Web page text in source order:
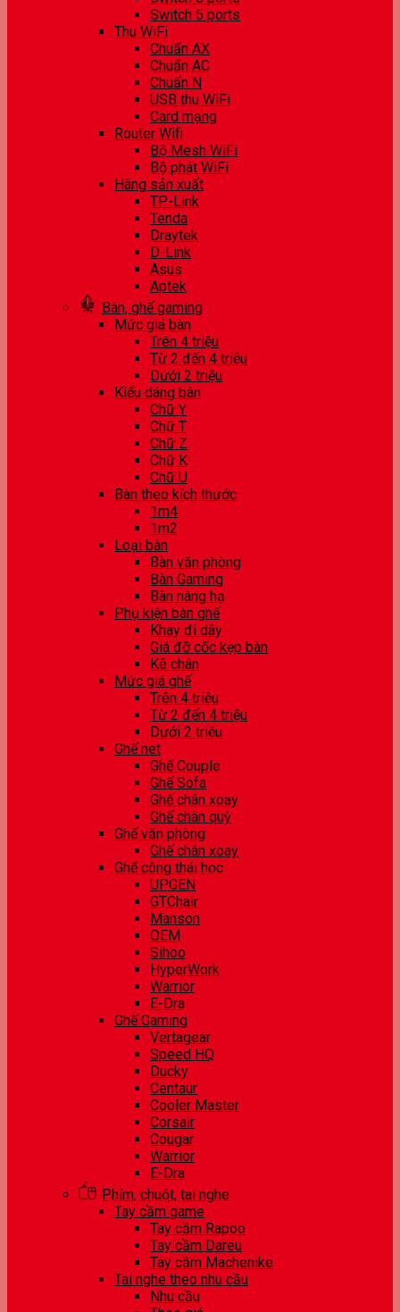
Switch 5 ports
Thu WiFi
Chuẩn AX
Chuẩn AC
Chuẩn N
USB thu WiFi
Card mạng
Router Wifi
Bộ Mesh WiFi
Bộ phát WiFi
Hãng sản xuất
TP-Link
Tenda
Draytek
D-Link
Asus
Aptek
Bàn, ghế gaming
Mức giá bàn
Trên 4 triệu
Từ 2 đến 4 triệu
Dưới 2 triệu
Kiểu dáng bàn
Chữ Y
Chữ T
Chữ Z
Chữ K
Chữ U
Bàn theo kích thước
1m4
1m2
Loại bàn
Bàn văn phòng
Bàn Gaming
Bàn nâng hạ
Phụ kiện bàn ghế
Khay đi dây
Giá đỡ cốc kẹp bàn
Kê chân
Mức giá ghế
Trên 4 triệu
Từ 2 đến 4 triệu
Dưới 2 triệu
Ghế net
Ghế Couple
Ghế Sofa
Ghế chân xoay
Ghế chân quỳ
Ghế văn phòng
Ghế chân xoay
Ghế công thái học
UPGEN
GTChair
Manson
OEM
Sihoo
HyperWork
Warrior
E-Dra
Ghế Gaming
Vertagear
Speed HQ
Ducky
Centaur
Cooler Master
Corsair
Cougar
Warrior
E-Dra
Phím, chuột, tai nghe
Tay cầm game
Tay cầm Rapoo
Tay cầm Dareu
Tay cầm Machenike
Tai nghe theo nhu cầu
Nhu cầu